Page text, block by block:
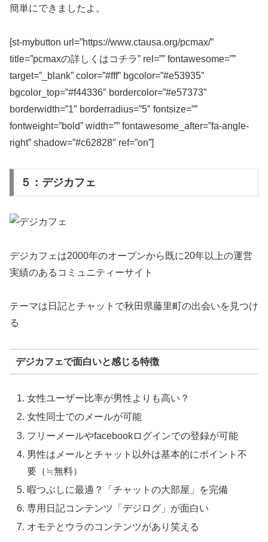
簡単にできましたよ。
[st-mybutton url=”https://www.ctausa.org/pcmax/”
title=”pcmaxの詳しくはコチラ” rel=”” fontawesome=””
target=”_blank” color=”#fff” bgcolor=”#e53935″
bgcolor_top=”#f44336″ bordercolor=”#e57373″
borderwidth=”1″ borderradius=”5″ fontsize=””
fontweight=”bold” width=”” fontawesome_after=”fa-angle-
right” shadow=”#c62828″ ref=”on”]
５：デジカフェ
デジカフェは2000年のオープンから既に20年以上の運営
実績のあるコミュニティーサイト
テーマは日記とチャットで秋田県藤里町の出会いを見つけ
る
デジカフェで面白いと感じる特徴
女性ユーザー比率が男性よりも高い？
女性同士でのメールが可能
フリーメールやfacebookログインでの登録が可能
男性はメールとチャット以外は基本的にポイント不
要（≒無料）
暇つぶしに最適？「チャットの大部屋」を完備
専用日記コンテンツ「デジログ」が面白い
オモテとウラのコンテンツがあり笑える